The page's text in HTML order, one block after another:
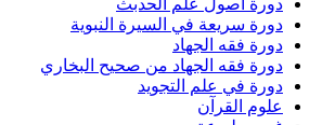
دورة سريعة في السيرة النبوية
دورة فقه الجهاد
دورة فقه الجهاد من صحيح البخاري
دورة في علم التجويد
علوم القرآن